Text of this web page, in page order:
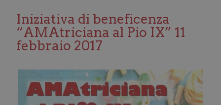
Iniziativa di beneficenza
“AMAtriciana al Pio IX” 11
febbraio 2017